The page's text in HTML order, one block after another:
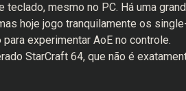
mesmo no PC. Há uma
hoje jogo tranquilamente os
experimentar AoE no controle.
StarCraft 64, que não é